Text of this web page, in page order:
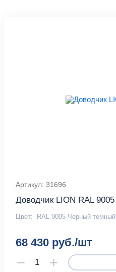
Артикул: 31696
Доводчик LION RAL 9005
Цвет: RAL 9005 Черный темный
68 430 руб./шт